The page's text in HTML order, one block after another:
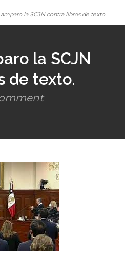
la SCJN contra libros de texto.
la SCJN
de texto.